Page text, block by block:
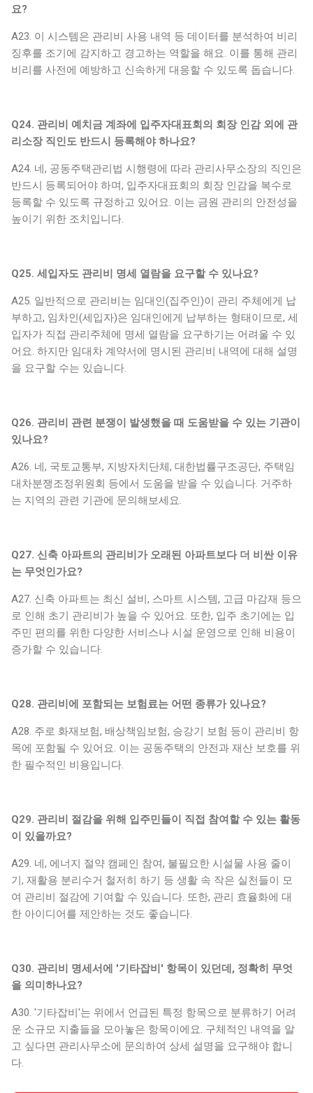
요?
A23. 이 시스템은 관리비 사용 내역 등 데이터를 분석하여 비리
징후를 조기에 감지하고 경고하는 역할을 해요. 이를 통해 관리
비리를 사전에 예방하고 신속하게 대응할 수 있도록 돕습니다.
Q24. 관리비 예치금 계좌에 입주자대표회의 회장 인감 외에 관
리소장 직인도 반드시 등록해야 하나요?
A24. 네, 공동주택관리법 시행령에 따라 관리사무소장의 직인은
반드시 등록되어야 하며, 입주자대표회의 회장 인감을 복수로
등록할 수 있도록 규정하고 있어요. 이는 금원 관리의 안전성을
높이기 위한 조치입니다.
Q25. 세입자도 관리비 명세 열람을 요구할 수 있나요?
A25. 일반적으로 관리비는 임대인(집주인)이 관리 주체에게 납
부하고, 임차인(세입자)은 임대인에게 납부하는 형태이므로, 세
입자가 직접 관리주체에 명세 열람을 요구하기는 어려울 수 있
어요. 하지만 임대차 계약서에 명시된 관리비 내역에 대해 설명
을 요구할 수는 있습니다.
Q26. 관리비 관련 분쟁이 발생했을 때 도움받을 수 있는 기관이
있나요?
A26. 네, 국토교통부, 지방자치단체, 대한법률구조공단, 주택임
대차분쟁조정위원회 등에서 도움을 받을 수 있습니다. 거주하
는 지역의 관련 기관에 문의해보세요.
Q27. 신축 아파트의 관리비가 오래된 아파트보다 더 비싼 이유
는 무엇인가요?
A27. 신축 아파트는 최신 설비, 스마트 시스템, 고급 마감재 등으
로 인해 초기 관리비가 높을 수 있어요. 또한, 입주 초기에는 입
주민 편의를 위한 다양한 서비스나 시설 운영으로 인해 비용이
증가할 수 있습니다.
Q28. 관리비에 포함되는 보험료는 어떤 종류가 있나요?
A28. 주로 화재보험, 배상책임보험, 승강기 보험 등이 관리비 항
목에 포함될 수 있어요. 이는 공동주택의 안전과 재산 보호를 위
한 필수적인 비용입니다.
Q29. 관리비 절감을 위해 입주민들이 직접 참여할 수 있는 활동
이 있을까요?
A29. 네, 에너지 절약 캠페인 참여, 불필요한 시설물 사용 줄이
기, 재활용 분리수거 철저히 하기 등 생활 속 작은 실천들이 모
여 관리비 절감에 기여할 수 있습니다. 또한, 관리 효율화에 대
한 아이디어를 제안하는 것도 좋습니다.
Q30. 관리비 명세서에 '기타잡비' 항목이 있던데, 정확히 무엇
을 의미하나요?
A30. '기타잡비'는 위에서 언급된 특정 항목으로 분류하기 어려
운 소규모 지출들을 모아놓은 항목이에요. 구체적인 내역을 알
고 싶다면 관리사무소에 문의하여 상세 설명을 요구해야 합니
다.